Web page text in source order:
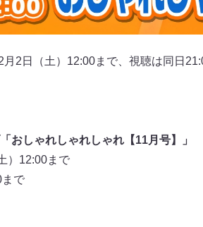
2日（土）12:00まで、視聴は同日
おしゃれしゃれしゃれ【11月号】」
）12:00まで
で